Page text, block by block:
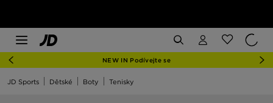
NEW IN Podívejte se
JD Sports Dětské Boty Tenisky